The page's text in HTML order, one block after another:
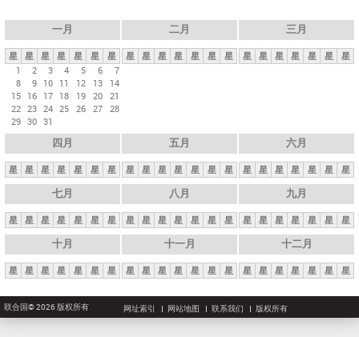
一月
星 星 星 星 星 星
星
1
2 3 4 5 6
7
8
9 10 11 12 13
14
15 16 17 18 19 20 21
22 23 24 25 26 27 28
29 30 31
二月
星 星 星 星 星 星 星
三月
星 星 星 星 星 星 星
四月
星 星 星 星 星 星 星
五月
星 星 星 星 星 星 星
六月
星 星 星 星 星 星 星
七月
星 星 星 星 星 星 星
八月
星 星 星 星 星 星 星
九月
星 星 星 星 星 星 星
十月
星 星 星 星 星 星 星
十一月
星 星 星 星 星 星 星
十二月
星 星 星 星 星 星 星
联合国© 2026 版权所有 网址索引 网站地图 联系我们 版权所有